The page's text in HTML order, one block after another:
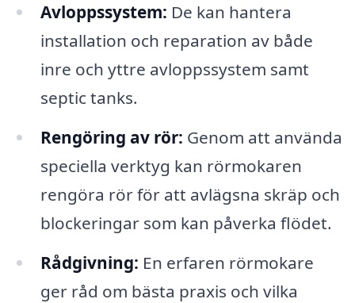
Avloppssystem: De kan hantera
installation och reparation av både
inre och yttre avloppssystem samt
septic tanks.
Rengöring av rör: Genom att använda
speciella verktyg kan rörmokaren
rengöra rör för att avlägsna skräp och
blockeringar som kan påverka flödet.
Rådgivning: En erfaren rörmokare
ger råd om bästa praxis och vilka